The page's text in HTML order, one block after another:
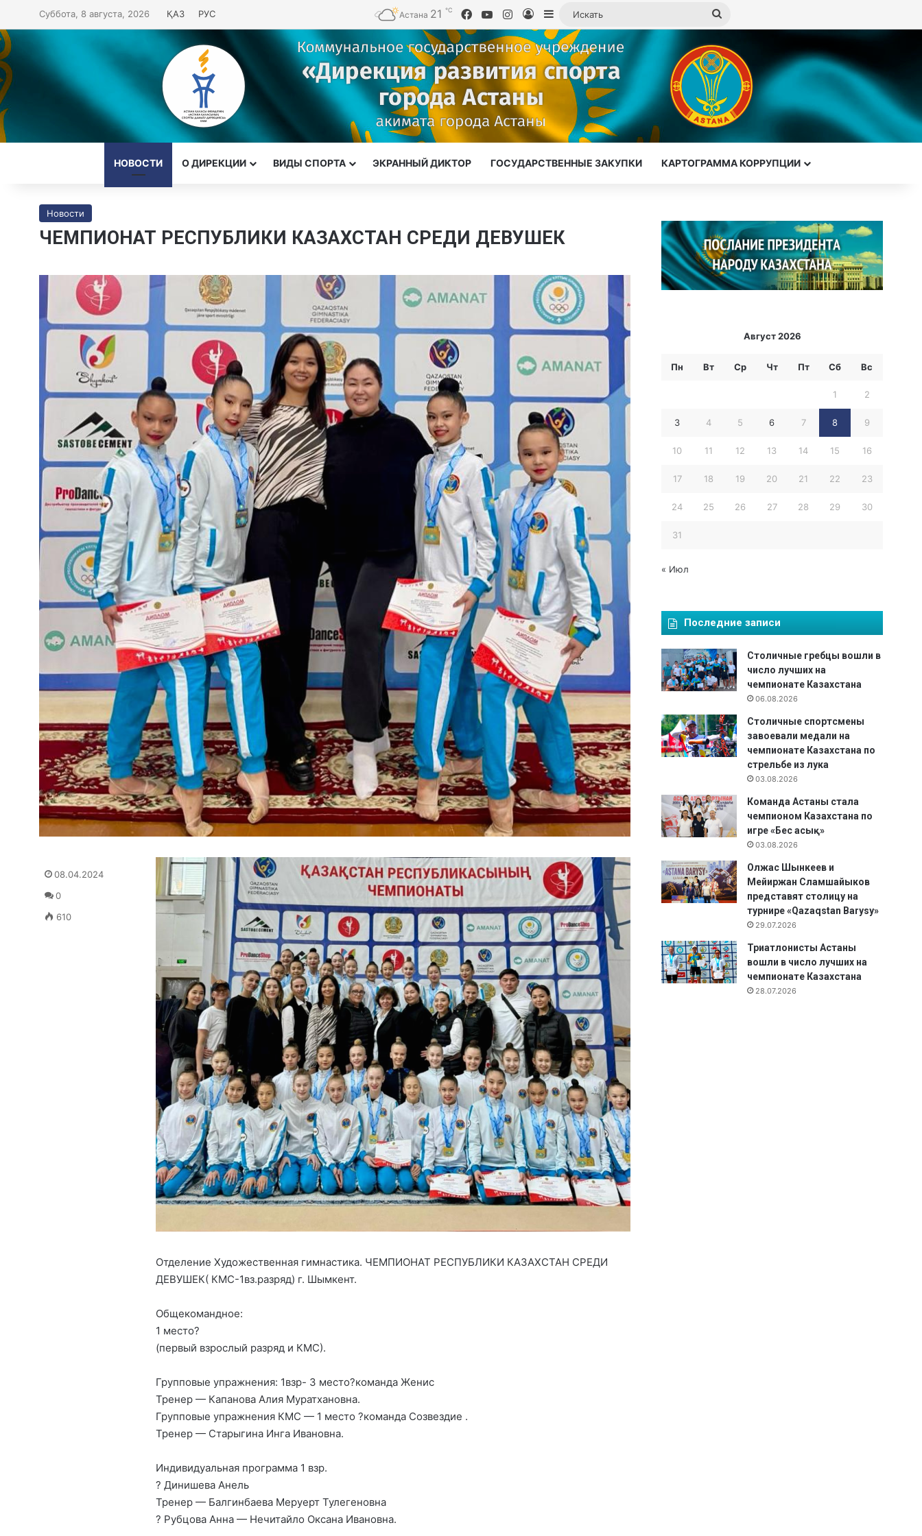
Суббота, 8 августа, 2026 ҚАЗ РУС Астана 21 ℃ Facebook
YouTubeInstagram
ВойтиSidebar
НОВОСТИ О ДИРЕКЦИИ ВИДЫ СПОРТА ЭКРАННЫЙ ДИКТОР ГОСУДАРСТВЕННЫЕ ЗАКУПКИ КАРТОГРАММА КОРРУПЦИИ
Новости
ЧЕМПИОНАТ РЕСПУБЛИКИ КАЗАХСТАН СРЕДИ ДЕВУШЕК
Отделение Художественная гимнастика. ЧЕМПИОНАТ РЕСПУБЛИКИ КАЗАХСТАН СРЕДИ
ДЕВУШЕК( КМС-1вз.разряд) г. Шымкент.
Общекомандное:
1 место?
(первый взрослый разряд и КМС).
Групповые упражнения: 1взр- 3 место?команда Женис
Тренер — Капанова Алия Муратхановна.
Групповые упражнения КМС — 1 место ?команда Созвездие .
Тренер — Старыгина Инга Ивановна.
Индивидуальная программа 1 взр.
? Динишева Анель
Тренер — Балгинбаева Меруерт Тулегеновна
? Рубцова Анна — Нечитайло Оксана Ивановна.
08.04.2024
0
610
Август 2026
Пн Вт Ср Чт Пт Сб Вс
1 2
3 4 5 6 7 8 9
10 11 12 13 14 15 16
17 18 19 20 21 22 23
24 25 26 27 28 29 30
31
« Июл
Последние записи
Столичные гребцы вошли в
число лучших на
чемпионате Казахстана
06.08.2026
Столичные спортсмены
завоевали медали на
чемпионате Казахстана по
стрельбе из лука
03.08.2026
Команда Астаны стала
чемпионом Казахстана по
игре «Бес асық»
03.08.2026
Олжас Шынкеев и
Мейиржан Сламшайыков
представят столицу на
турнире «Qazaqstan Barysy»
29.07.2026
Триатлонисты Астаны
вошли в число лучших на
чемпионате Казахстана
28.07.2026